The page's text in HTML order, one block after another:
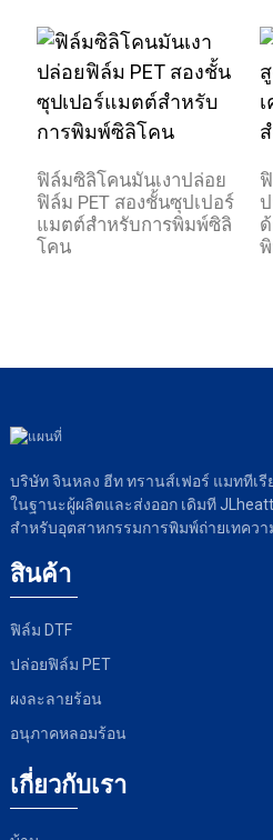
ฟิล์มซิลิโคนมันเงาปล่อย
ฟิล์ม PET สองชั้นซุปเปอร์
แมตต์สำหรับการพิมพ์ซิลิ
โคน
บริษัท จินหลง ฮีท ทรานส์เฟอร์ แมททีเ
ในฐานะผู้ผลิตและส่งออก เดิมที
สำหรับอุตสาหกรรมการพิมพ์ถ่ายเทคว
สินค้า
ฟิล์ม DTF
ปล่อยฟิล์ม PET
ผงละลายร้อน
อนุภาคหลอมร้อน
เกี่ยวกับเรา